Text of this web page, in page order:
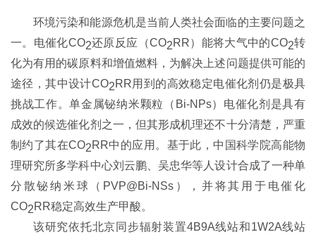
环境污染和能源危机是当前人类社会面临的主要问题之
一。电催化CO2还原反应（CO2RR）能将大气中的CO2转
化为有用的碳原料和增值燃料，为解决上述问题提供可能的
途径，其中设计CO2RR用到的高效稳定电催化剂仍是极具
挑战工作。单金属铋纳米颗粒（Bi-NPs）电催化剂是具有
成效的候选催化剂之一，但其形成机理还不十分清楚，严重
制约了其在CO2RR中的应用。基于此，中国科学院高能物
理研究所多学科中心刘云鹏、吴忠华等人设计合成了一种单
分散铋纳米球（PVP@Bi-NSs），并将其用于电催化
CO2RR稳定高效生产甲酸。
该研究依托北京同步辐射装置4B9A线站和1W2A线站